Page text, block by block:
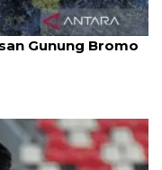
Gunung Bromo